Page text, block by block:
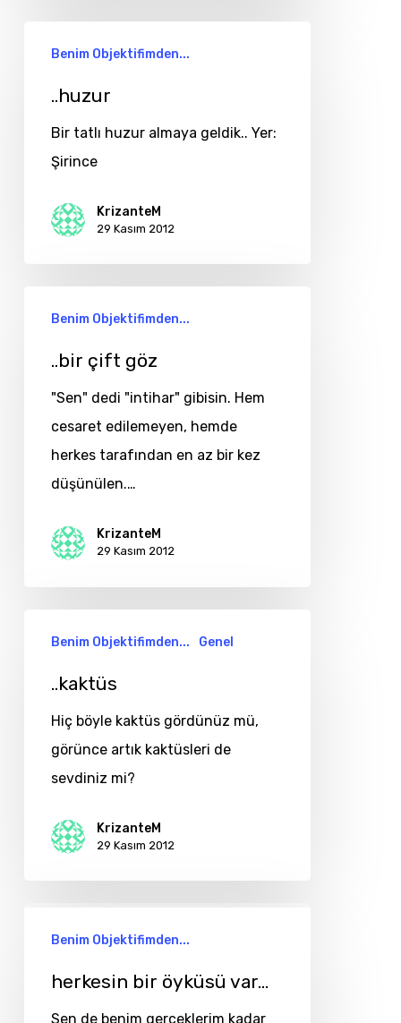
Benim Objektifimden...
..huzur
Bir tatlı huzur almaya geldik.. Yer:
Şirince
KrizanteM
29 Kasım 2012
Benim Objektifimden...
..bir çift göz
"Sen" dedi "intihar" gibisin. Hem
cesaret edilemeyen, hemde
herkes tarafından en az bir kez
düşünülen.…
KrizanteM
29 Kasım 2012
Benim Objektifimden... Genel
..kaktüs
Hiç böyle kaktüs gördünüz mü,
görünce artık kaktüsleri de
sevdiniz mi?
KrizanteM
29 Kasım 2012
öyküsü
Benim Objektifimden...
herkesin bir öyküsü var…
Sen de benim gerçeklerim kadar